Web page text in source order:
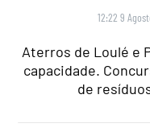
12:22 9
Aterros de Loulé e
capacidade.
de